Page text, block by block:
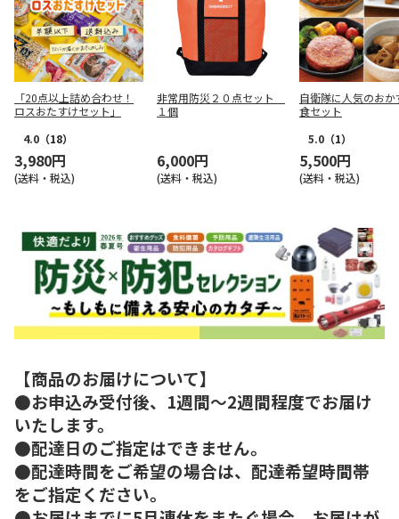
「20点以上詰め合わせ！
ロスおたすけセット」
4.0 （18）
3,980円
(送料・税込)
非常用防災２０点セット
１個
6,000円
(送料・税込)
自衛隊に人気のお
食セット
5.0 （1）
5,500円
(送料・税込)
【商品のお届けについて】
●お申込み受付後、1週間～2週間程度でお届け
いたします。
●配達日のご指定はできません。
●配達時間をご希望の場合は、配達希望時間帯
をご指定ください。